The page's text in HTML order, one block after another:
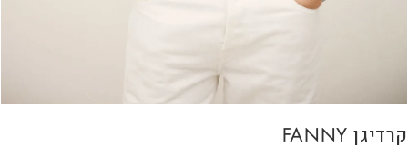
קרדיגן FANNY